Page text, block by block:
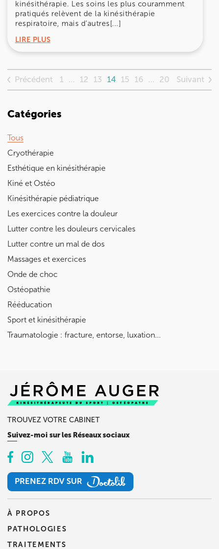
kinésithérapie. Les soins les plus couramment
pratiqués relèvent de la kinésithérapie
respiratoire, mais d’autres[...]
LIRE PLUS
Précédent 1 … 12 13 14 15 16 … 20 Suivant
Catégories
Tous
Cryothérapie
Esthétique en kinésithérapie
Kiné et Ostéo
Kinésithérapie pédiatrique
Les exercices contre la douleur
Lutter contre les douleurs cervicales
Lutter contre un mal de dos
Massages et exercices
Onde de choc
Ostéopathie
Rééducation
Sport et kinésithérapie
Traumatologie : fracture, entorse, luxation...
TROUVEZ VOTRE CABINET
Suivez-moi sur les Réseaux sociaux
PRENEZ RDV SUR
PRENEZ RDV SUR
À PROPOS
PATHOLOGIES
TRAITEMENTS